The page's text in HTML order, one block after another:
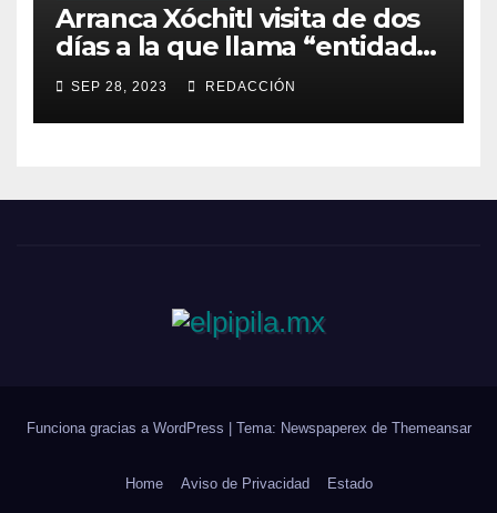
Arranca Xóchitl visita de dos
días a la que llama “entidad
33” de México
SEP 28, 2023 REDACCIÓN
Funciona gracias a WordPress Tema: Newspaperex de Themeansar
Home Aviso de Privacidad Estado